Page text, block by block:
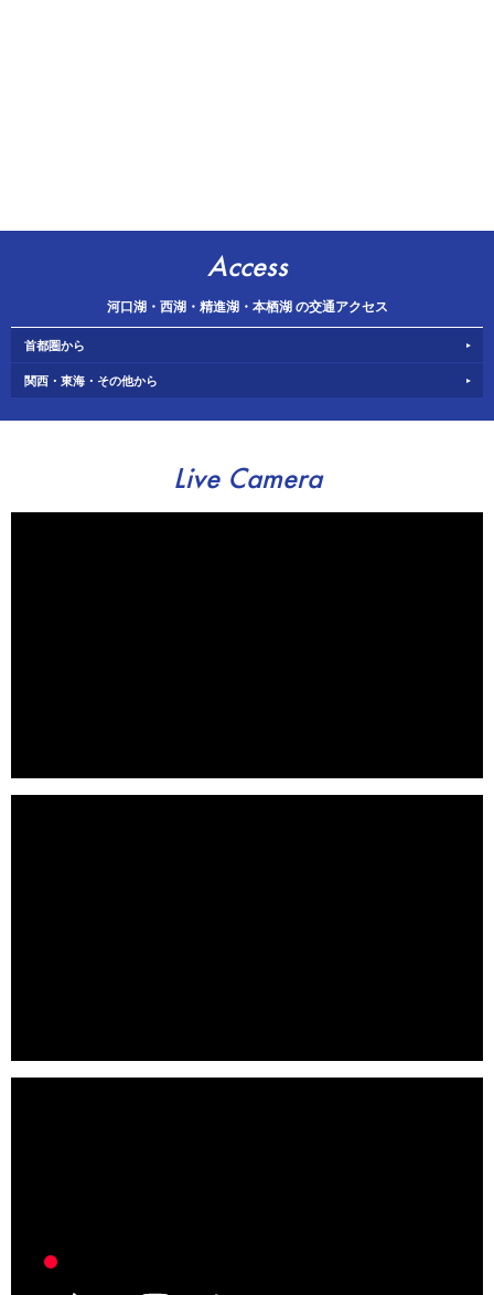
Access
河口湖・西湖・精進湖・本栖湖 の交通アクセス
首都圏から
関西・東海・その他から
Live Camera